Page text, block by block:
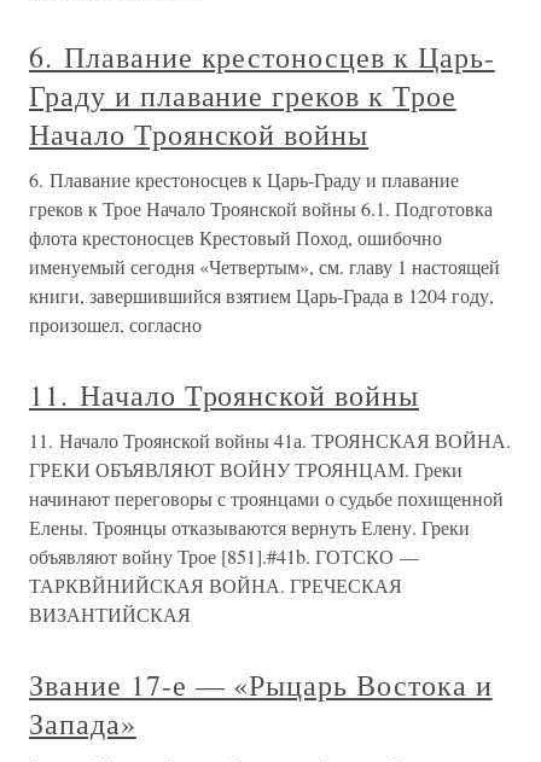
6. Плавание крестоносцев к Царь-
Граду и плавание греков к Трое
Начало Троянской войны
6. Плавание крестоносцев к Царь-Граду и плавание
греков к Трое Начало Троянской войны 6.1. Подготовка
флота крестоносцев Крестовый Поход, ошибочно
именуемый сегодня «Четвертым», см. главу 1 настоящей
книги, завершившийся взятием Царь-Града в 1204 году,
произошел, согласно
11. Начало Троянской войны
11. Начало Троянской войны 41а. ТРОЯНСКАЯ ВОЙНА.
ГРЕКИ ОБЪЯВЛЯЮТ ВОЙНУ ТРОЯНЦАМ. Греки
начинают переговоры с троянцами о судьбе похищенной
Елены. Троянцы отказываются вернуть Елену. Греки
объявляют войну Трое [851].#41b. ГОТСКО —
ТАРКВЙНИЙСКАЯ ВОЙНА. ГРЕЧЕСКАЯ
ВИЗАНТИЙСКАЯ
Звание 17-е — «Рыцарь Востока и
Запада»